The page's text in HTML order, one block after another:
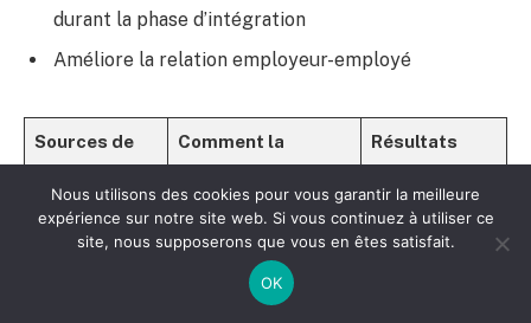
durant la phase d’intégration
Améliore la relation employeur-employé
Sources de
stress
Comment la
promesse
d’embauche aide
Résultats
observés
Incertitude sur
Engagement formel
de l’employeur
Diminution de
Nous utilisons des cookies pour vous garantir la meilleure
expérience sur notre site web. Si vous continuez à utiliser ce
site, nous supposerons que vous en êtes satisfait.
OK